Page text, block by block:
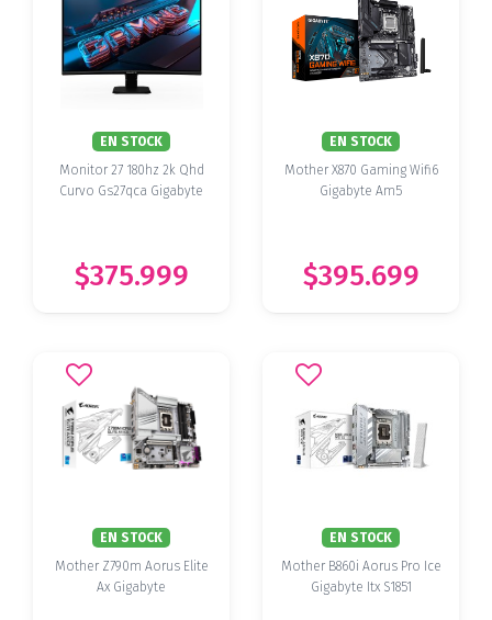
EN STOCK
Monitor 27 180hz 2k Qhd
Curvo Gs27qca Gigabyte
$375.999
EN STOCK
Mother X870 Gaming Wifi6
Gigabyte Am5
$395.699
EN STOCK
Mother Z790m Aorus Elite
Ax Gigabyte
EN STOCK
Mother B860i Aorus Pro Ice
Gigabyte Itx S1851